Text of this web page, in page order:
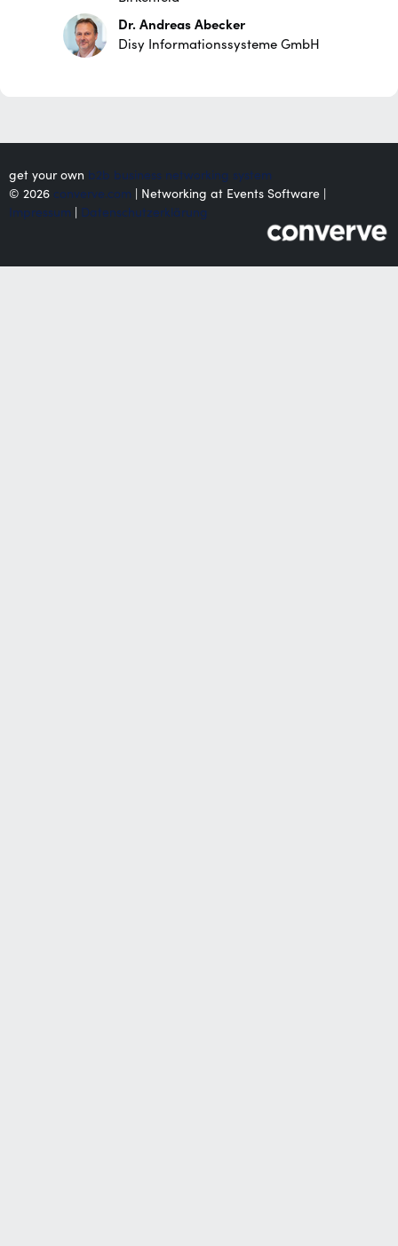
Dr. Andreas Abecker
Disy Informationssysteme GmbH
get your own b2b business networking system
© 2026 converve.com | Networking at Events Software |
Impressum
Datenschutzerklärung